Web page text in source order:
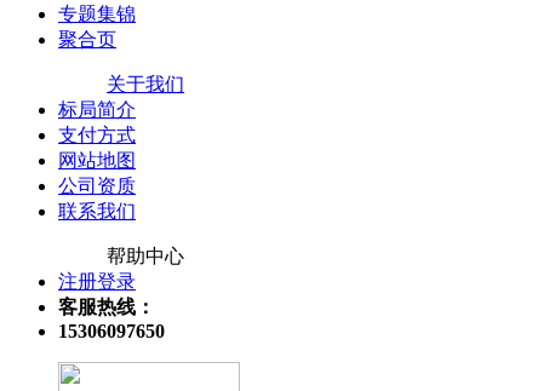
专题集锦
聚合页
关于我们
标局简介
支付方式
网站地图
公司资质
联系我们
帮助中心
注册登录
客服热线：
15306097650